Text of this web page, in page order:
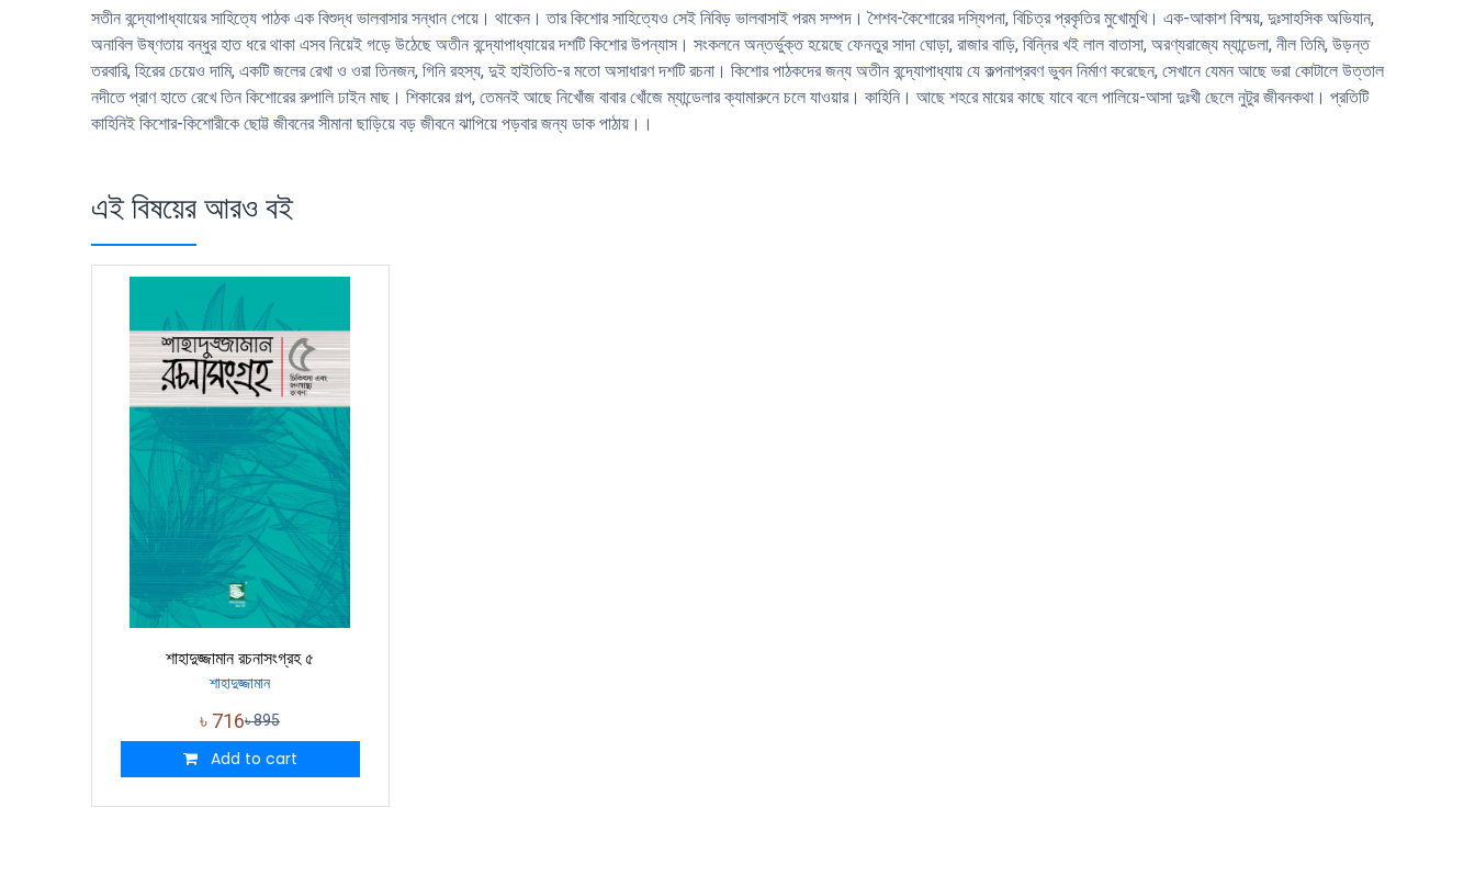
সতীন বন্দ্যোপাধ্যায়ের সাহিত্যে পাঠক এক বিশুদ্ধ ভালবাসার সন্ধান পেয়ে। থাকেন। তার কিশাের সাহিত্যেও সেই নিবিড় ভালবাসাই পরম সম্পদ। শৈশব-কৈশােরের দস্যিপনা, বিচিত্র প্রকৃতির মুখােমুখি। এক-আকাশ বিস্ময়, দুঃসাহসিক অভিযান,
অনাবিল উষ্ণতায় বন্ধুর হাত ধরে থাকা এসব নিয়েই গড়ে উঠেছে অতীন বন্দ্যোপাধ্যায়ের দশটি কিশাের উপন্যাস। সংকলনে অন্তর্ভুক্ত হয়েছে ফেনতুর সাদা ঘােড়া, রাজার বাড়ি, বিন্নির খই লাল বাতাসা, অরণ্যরাজ্যে ম্যান্ডেলা, নীল তিমি, উড়ন্ত
তরবারি, হিরের চেয়েও দামি, একটি জলের রেখা ও ওরা তিনজন, গিনি রহস্য, দুই হাইতিতি-র মতাে অসাধারণ দশটি রচনা। কিশাের পাঠকদের জন্য অতীন বন্দ্যোপাধ্যায় যে কল্পনাপ্রবণ ভুবন নির্মাণ করেছেন, সেখানে যেমন আছে ভরা কোটালে উত্তাল
নদীতে প্রাণ হাতে রেখে তিন কিশােরের রুপালি ঢাইন মাছ। শিকারের গল্প, তেমনই আছে নিখোঁজ বাবার খোঁজে ম্যান্ডেলার ক্যামারুনে চলে যাওয়ার। কাহিনি। আছে শহরে মায়ের কাছে যাবে বলে পালিয়ে-আসা দুঃখী ছেলে নুটুর জীবনকথা। প্রতিটি
কাহিনিই কিশাের-কিশােরীকে ছােট্ট জীবনের সীমানা ছাড়িয়ে বড় জীবনে ঝাপিয়ে পড়বার জন্য ডাক পাঠায়।।
এই বিষয়ের আরও বই
শাহাদুজ্জামান রচনাসংগ্রহ ৫
শাহাদুজ্জামান
৳ 716৳895
Add to cart